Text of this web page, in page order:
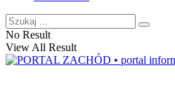
No Result
View All Result